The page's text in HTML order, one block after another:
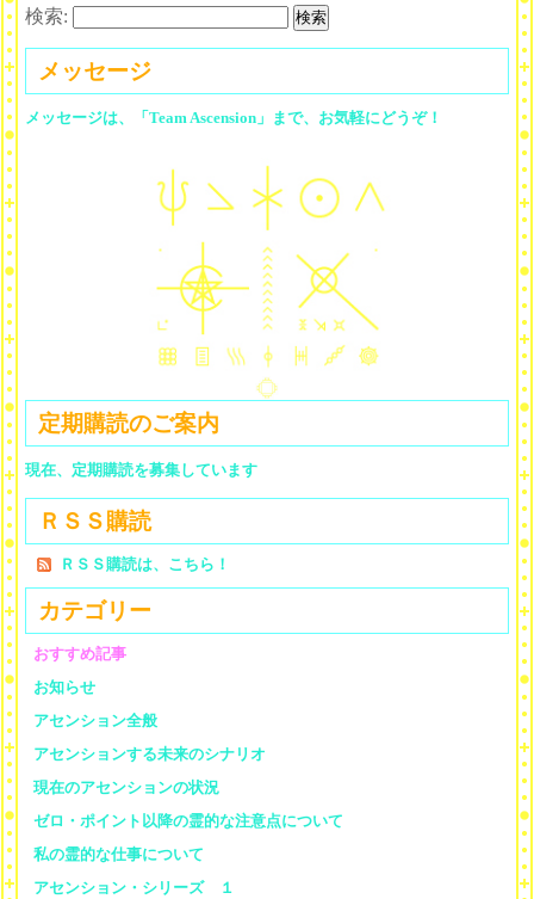
検索:
メッセージ
メッセージは、「Team Ascension」まで、お気軽にどうぞ！
定期購読のご案内
現在、定期購読を募集しています
ＲＳＳ購読
ＲＳＳ購読は、こちら！
カテゴリー
おすすめ記事
お知らせ
アセンション全般
アセンションする未来のシナリオ
現在のアセンションの状況
ゼロ・ポイント以降の霊的な注意点について
私の霊的な仕事について
アセンション・シリーズ １